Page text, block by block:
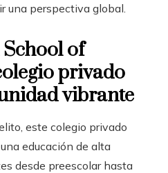
una perspectiva global.
of
privado
vibrante
este colegio privado
educación de alta
desde preescolar hasta